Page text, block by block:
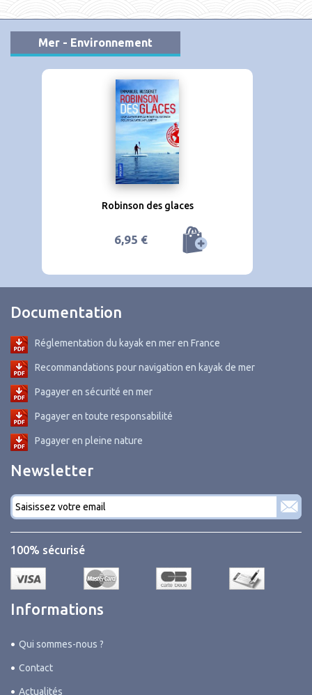
Mer - Environnement
Robinson des glaces
6,95 €
Documentation
Réglementation du kayak en mer en France
Recommandations pour navigation en kayak de mer
Pagayer en sécurité en mer
Pagayer en toute responsabilité
Pagayer en pleine nature
Newsletter
Courriel
*
100% sécurisé
Informations
Qui sommes-nous ?
Contact
Actualités